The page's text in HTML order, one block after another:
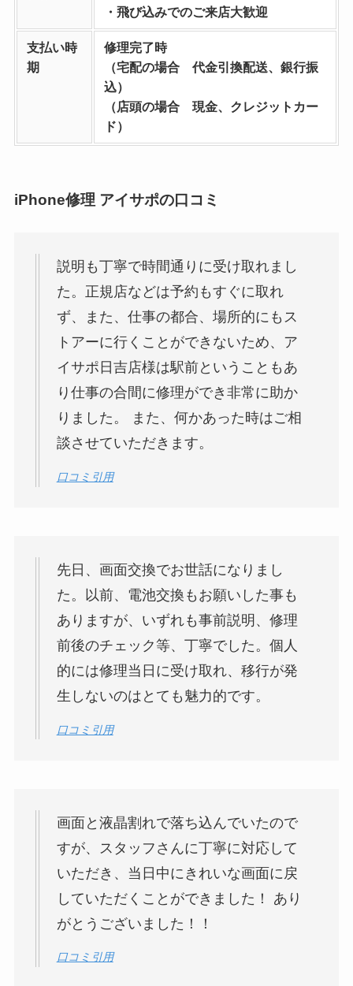
・飛び込みでのご来店大歓迎
支払い時
期
修理完了時
（宅配の場合 代金引換配送、銀行振
込）
（店頭の場合 現金、クレジットカー
ド）
iPhone修理 アイサポの口コミ
説明も丁寧で時間通りに受け取れまし
た。正規店などは予約もすぐに取れ
ず、また、仕事の都合、場所的にもス
トアーに行くことができないため、ア
イサポ日吉店様は駅前ということもあ
り仕事の合間に修理ができ非常に助か
りました。 また、何かあった時はご相
談させていただきます。
口コミ引用
先日、画面交換でお世話になりまし
た。以前、電池交換もお願いした事も
ありますが、いずれも事前説明、修理
前後のチェック等、丁寧でした。個人
的には修理当日に受け取れ、移行が発
生しないのはとても魅力的です。
口コミ引用
画面と液晶割れで落ち込んでいたので
すが、スタッフさんに丁寧に対応して
いただき、当日中にきれいな画面に戻
していただくことができました！ あり
がとうございました！！
口コミ引用